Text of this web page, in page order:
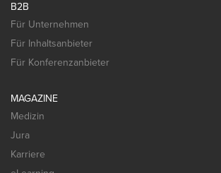
B2B
Für Unternehmen
Für Inhaltsanbieter
Für Konferenzanbieter
MAGAZINE
Medizin
Jura
Karriere